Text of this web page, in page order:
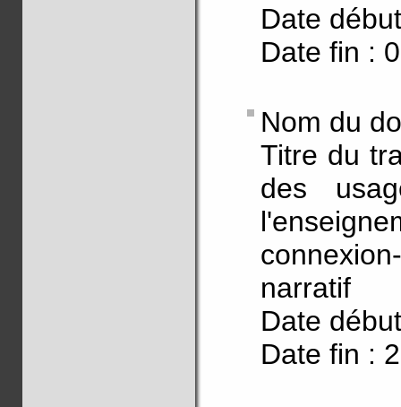
Date
Date fin :
Nom du
Titre du
des
narratif
Date
Date fin :